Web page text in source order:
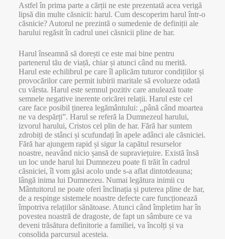
Astfel în prima parte a cărții ne este prezentată acea verigă
lipsă din multe căsnicii: harul. Cum descoperim harul într-o
căsnicie? Autorul ne prezintă o sumedenie de definiții ale
harului regăsit în cadrul unei căsnicii pline de har.
Harul înseamnă să dorești ce este mai bine pentru
partenerul tău de viață, chiar și atunci când nu merită.
Harul este echilibrul pe care îl aplicăm tuturor condițiilor și
provocărilor care permit iubirii maritale să evolueze odată
cu vârsta. Harul este semnul pozitiv care anulează toate
semnele negative inerente oricărei relații. Harul este cel
care face posibil ținerea legământului: ,,până când moartea
ne va despărți”. Harul se referă la Dumnezeul harului,
izvorul harului, Cristos cel plin de har. Fără har suntem
zdrobiți de stânci și scufundați în apele adânci ale căsniciei.
Fără har ajungem rapid și sigur la capătul resurselor
noastre, neavând nicio șansă de supraviețuire. Există însă
un loc unde harul lui Dumnezeu poate fi trăit în cadrul
căsniciei, îl vom găsi acolo unde s-a aflat dintotdeauna;
lângă inima lui Dumnezeu. Numai legătura inimii cu
Mântuitorul ne poate oferi înclinația și puterea pline de har,
de a respinge sistemele noastre defecte care funcționează
împotriva relațiilor sănătoase. Atunci când împletim har în
povestea noastră de dragoste, de fapt un sâmbure ce va
deveni trăsătura definitorie a familiei, va încolți și va
consolida parcursul acesteia.